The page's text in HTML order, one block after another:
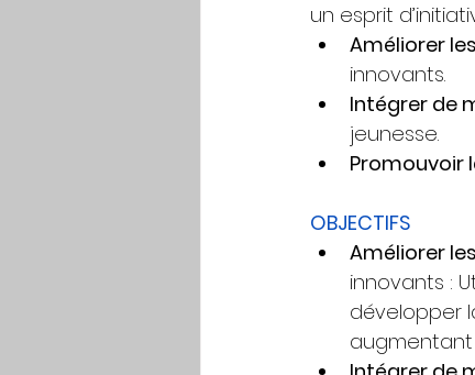
un esprit
Améliorer
innovants.
Intégrer de
jeunesse.
Promouvoir
OBJECTIFS
Améliorer
innovants :
développer
augmentant